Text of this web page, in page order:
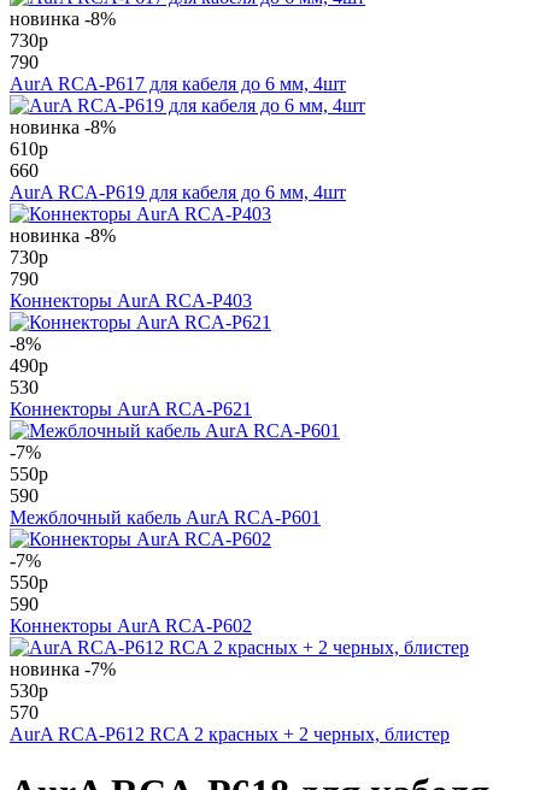
новинка -8%
730p
790
AurA RCA-P617 для кабеля до 6 мм, 4шт
новинка -8%
610p
660
AurA RCA-P619 для кабеля до 6 мм, 4шт
новинка -8%
730p
790
Коннекторы AurA RCA-P403
-8%
490p
530
Коннекторы AurA RCA-P621
-7%
550p
590
Межблочный кабель AurA RCA-P601
-7%
550p
590
Коннекторы AurA RCA-P602
новинка -7%
530p
570
AurA RCA-P612 RCA 2 красных + 2 черных, блистер